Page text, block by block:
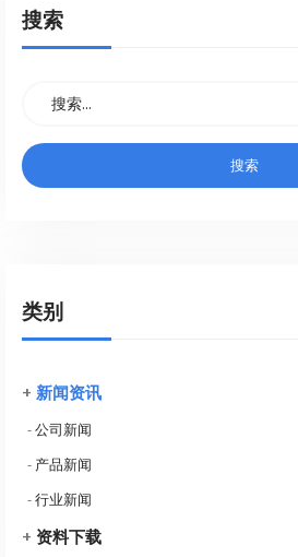
搜索
类别
+ 新闻资讯
-公司新闻
- 产品新闻
-行业新闻
+ 资料下载